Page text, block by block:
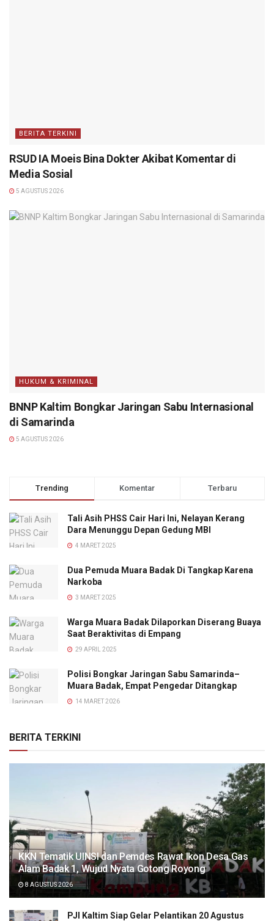
BERITA TERKINI
RSUD IA Moeis Bina Dokter Akibat Komentar di
Media Sosial
5 AGUSTUS 2026
HUKUM & KRIMINAL
BNNP Kaltim Bongkar Jaringan Sabu Internasional
di Samarinda
5 AGUSTUS 2026
Trending Komentar Terbaru
Tali Asih PHSS Cair Hari Ini, Nelayan Kerang
Dara Menunggu Depan Gedung MBI
4 MARET 2025
Dua Pemuda Muara Badak Di Tangkap Karena
Narkoba
3 MARET 2025
Warga Muara Badak Dilaporkan Diserang Buaya
Saat Beraktivitas di Empang
29 APRIL 2025
Polisi Bongkar Jaringan Sabu Samarinda–
Muara Badak, Empat Pengedar Ditangkap
14 MARET 2026
BERITA TERKINI
KKN Tematik UINSI dan Pemdes Rawat Ikon Desa Gas
Alam Badak 1, Wujud Nyata Gotong Royong
8 AGUSTUS 2026
PJI Kaltim Siap Gelar Pelantikan 20 Agustus